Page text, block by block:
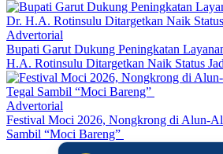
Advertorial
Bupati Garut Dukung Peningkatan
H.A. Rotinsulu Ditargetkan Naik Status
Advertorial
Festival Moci 2026, Nongkrong di Alun-
Sambil “Moci Bareng”